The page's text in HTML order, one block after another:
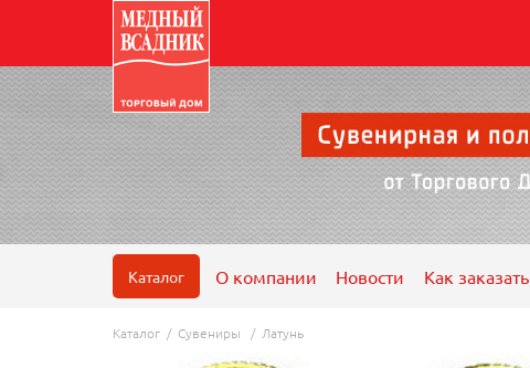
Каталог О компании Новости Как заказать
Каталог / Сувениры / Латунь